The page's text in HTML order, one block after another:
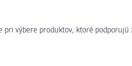
výbere produktov, ktoré